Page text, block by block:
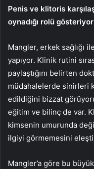
Penis ve klitoris
oynadığı rolü gösteriyor
Mangler, erkek sağlığı
yapıyor. Klinik rutini
paylaştığını belirten
müdahalelerde sinirleri
edildiğini bizzat
eğitim ve bilinç de var.
kimsenin umurunda
ilgiyi görmemesini
Mangler’a göre bu